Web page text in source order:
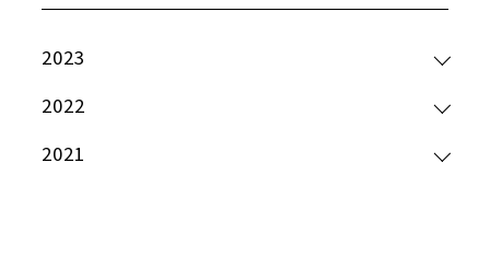
2023
2022
2021